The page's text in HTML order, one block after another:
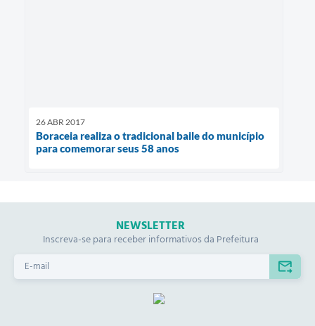
26 ABR 2017
Boraceia realiza o tradicional baile do município
para comemorar seus 58 anos
NEWSLETTER
Inscreva-se para receber informativos da Prefeitura